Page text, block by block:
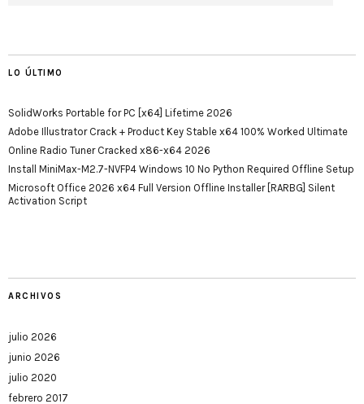
LO ÚLTIMO
SolidWorks Portable for PC [x64] Lifetime 2026
Adobe Illustrator Crack + Product Key Stable x64 100% Worked Ultimate
Online Radio Tuner Cracked x86-x64 2026
Install MiniMax-M2.7-NVFP4 Windows 10 No Python Required Offline Setup
Microsoft Office 2026 x64 Full Version Offline Installer [RARBG] Silent
Activation Script
ARCHIVOS
julio 2026
junio 2026
julio 2020
febrero 2017